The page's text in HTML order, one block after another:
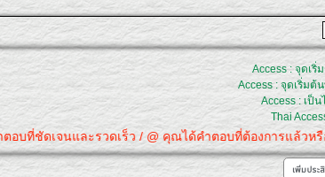
Access : จุดเ
Access : จุดเริ่มต้
Access : เป็
Thai
บที่ชัดเจนและรวดเร็ว / @ คุณได้คำตอบที่ต้องการแล้วหรื